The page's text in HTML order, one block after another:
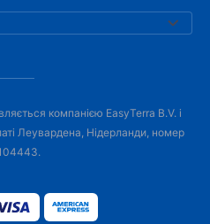
компанією EasyTerra B.V. і
Леувардена, Нідерланди, номер